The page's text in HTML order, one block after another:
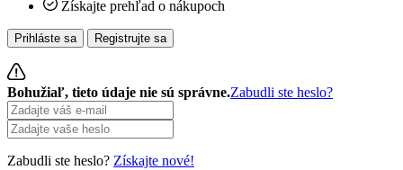
Získajte prehľad o nákupoch
Prihláste sa Registrujte sa
Bohužiaľ, tieto údaje nie sú správne.Zabudli ste heslo?
Zabudli ste heslo? Získajte nové!